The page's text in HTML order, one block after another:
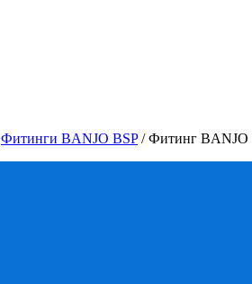
Фитинги BANJO BSP/Фитинг BANJO